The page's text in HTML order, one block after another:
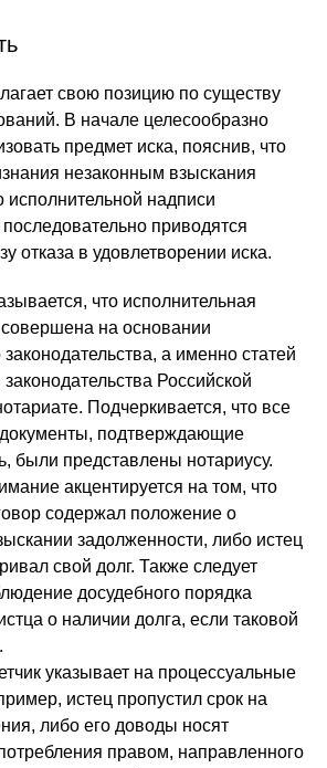
свою позицию по существу
В начале целесообразно
предмет иска, пояснив, что
незаконным взыскания
исполнительной надписи
приводятся
отказа в удовлетворении иска.
что исполнительная
на основании
а именно статей
Российской
Подчеркивается, что все
подтверждающие
были представлены нотариусу.
акцентируется на том, что
содержал положение о
задолженности, либо истец
свой долг. Также следует
досудебного порядка
о наличии долга, если таковой
указывает на процессуальные
истец пропустил срок на
либо его доводы носят
правом, направленного